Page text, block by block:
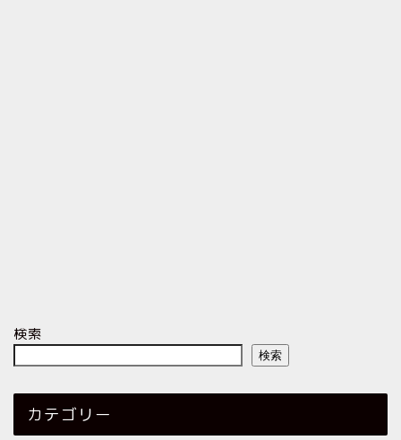
検索
検索
カテゴリー